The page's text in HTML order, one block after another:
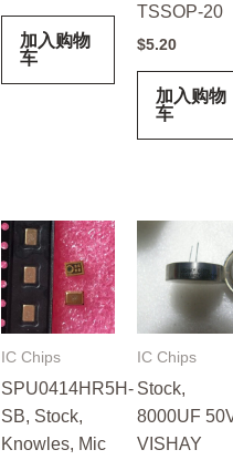
加入购物
车
TSSOP-20
$5.20
加入购物
车
IC Chips
SPU0414HR5H-
SB, Stock,
Knowles, Mic
IC Chips
Stock,
8000UF
VISHAY